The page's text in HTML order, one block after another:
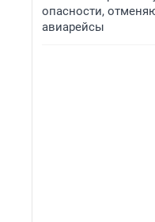
опасности,
авиарейсы